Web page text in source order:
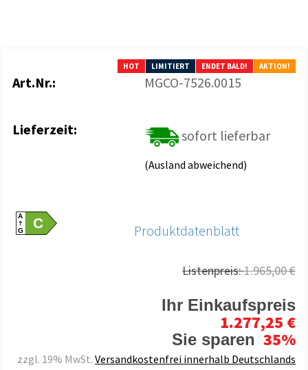
HOT LIMITIERT ENDET BALD! AKTION!
Art.Nr.: MGCO-7526.0015
Lieferzeit: sofort lieferbar
(Ausland abweichend)
A
GC Produktdatenblatt
Listenpreis:1.965,00 €
Ihr Einkaufspreis
1.277,25 €
Sie sparen 35%
zzgl. 19% MwSt. Versandkostenfrei innerhalb Deutschlands